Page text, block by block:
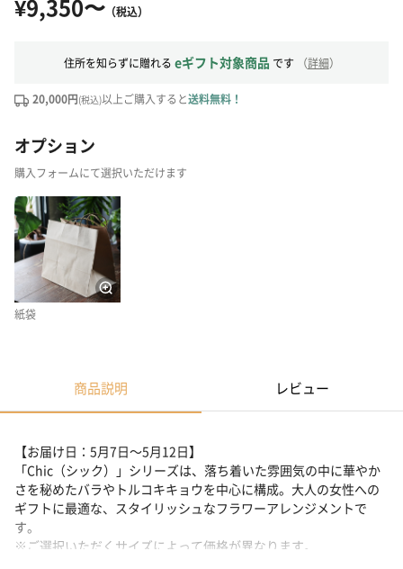
¥9,350〜 （税込）
住所を知らずに贈れる eギフト対象商品 です （詳細）
20,000円(税込)以上ご購入すると送料無料！
オプション
購入フォームにて選択いただけます
紙袋
商品説明 レビュー
【お届け日：5月7日～5月12日】
「Chic（シック）」シリーズは、落ち着いた雰囲気の中に華やか
さを秘めたバラやトルコキキョウを中心に構成。大人の女性への
ギフトに最適な、スタイリッシュなフラワーアレンジメントで
す。
※ご選択いただくサイズによって価格が異なります。